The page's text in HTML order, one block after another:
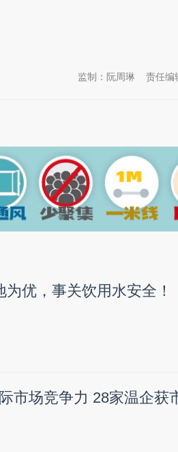
责任编
监制：阮周琳
为优，事关饮用水安全！
市场竞争力 28家温企获